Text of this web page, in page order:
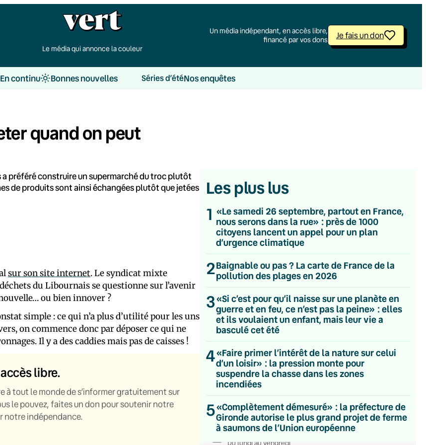
Le média qui annonce la couleur
Un média indépendant, en accès libre,
financé par vos dons
Je fais un don
En continu Bonnes nouvelles Séries d’étéNos enquêtes
quand on peut
préféré construire un supermarché du troc plutôt
de produits sont ainsi échangées plutôt que jetées
sur son site internet. Le syndicat mixte
du Libournais se questionne sur l’avenir
ou bien innover ?
simple : ce qui n’a plus d’utilité pour les uns
on commence donc par déposer ce qui ne
Il y a des caddies mais pas de caisses !
libre.
à tout le monde de s’informer gratuitement sur
le pouvez, faites un don pour soutenir notre
notre indépendance.
Les plus lus
1 «Le samedi 26 septembre, partout en France,
nous serons dans la rue» : près de 1000
citoyens lancent un appel pour un plan
d’urgence climatique
2Baignable ou pas ? La carte de France de la
pollution des plages en 2026
3«Si c’est pour qu’il naisse sur une planète en
guerre et en feu, ce n’est pas la peine» : elles
et ils voulaient un enfant, mais leur vie a
basculé cet été
4«Faire primer l’intérêt de la nature sur celui
d’un loisir» : la pression monte pour
suspendre la chasse dans les zones
incendiées
5«Complètement démesuré» : la préfecture de
Gironde autorise le plus grand projet de ferme
à saumons de l’Union européenne
💌 Inscrivez-vous à nos newsletters
Quotidienne
Du lundi au vendredi